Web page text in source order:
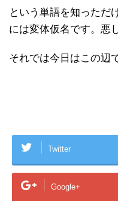
という単語を知っただ
には変体仮名です。悪
それでは今日はこの辺で
Twitter
Google+